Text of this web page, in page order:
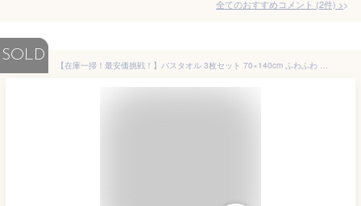
全てのおすすめコメント (2件) >
SOLD
【在庫一掃！最安価挑戦！】バスタオル 3枚セット 70×140cm ふわふわ 柔らかい コットン 綿100％ 圧縮 タオル 無地 吸水 速乾 ホテル仕様 ばすたおる 厚手 まとめ買い 高級 大判 ふんわり 大判バスタオル ギフト プレゼント【送料無料】